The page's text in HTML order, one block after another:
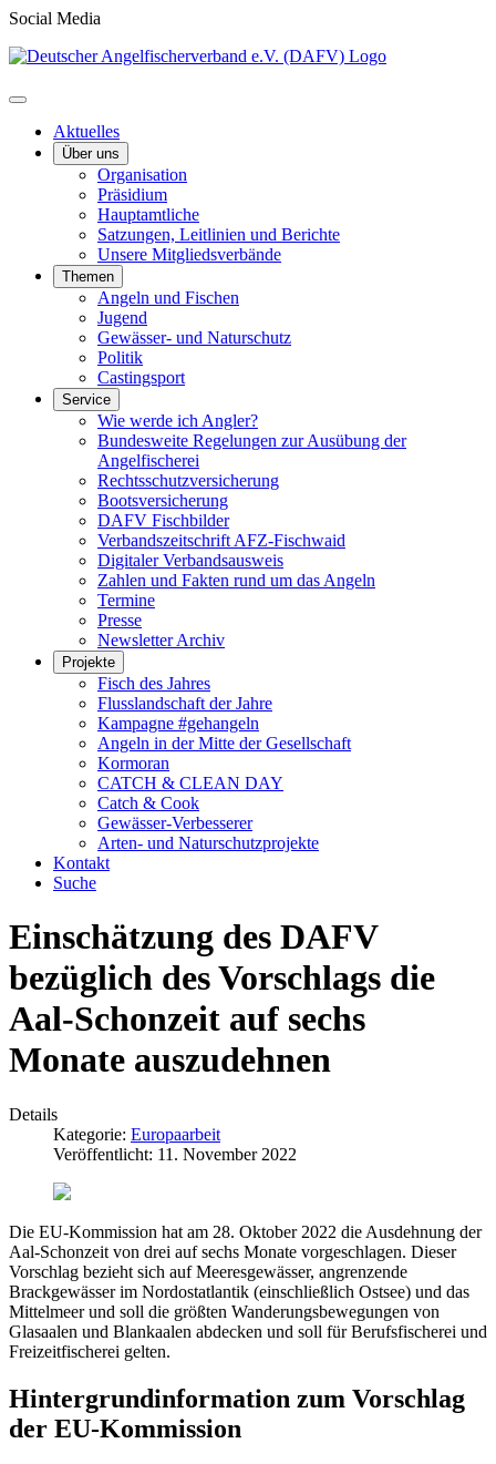
Social Media
Aktuelles
Über uns
Organisation
Präsidium
Hauptamtliche
Satzungen, Leitlinien und Berichte
Unsere Mitgliedsverbände
Themen
Angeln und Fischen
Jugend
Gewässer- und Naturschutz
Politik
Castingsport
Service
Wie werde ich Angler?
Bundesweite Regelungen zur Ausübung der
Angelfischerei
Rechtsschutzversicherung
Bootsversicherung
DAFV Fischbilder
Verbandszeitschrift AFZ-Fischwaid
Digitaler Verbandsausweis
Zahlen und Fakten rund um das Angeln
Termine
Presse
Newsletter Archiv
Projekte
Fisch des Jahres
Flusslandschaft der Jahre
Kampagne #gehangeln
Angeln in der Mitte der Gesellschaft
Kormoran
CATCH & CLEAN DAY
Catch & Cook
Gewässer-Verbesserer
Arten- und Naturschutzprojekte
Kontakt
Suche
Einschätzung des DAFV
bezüglich des Vorschlags die
Aal-Schonzeit auf sechs
Monate auszudehnen
Details
Kategorie: Europaarbeit
Veröffentlicht: 11. November 2022
Die EU-Kommission hat am 28. Oktober 2022 die Ausdehnung der
Aal-Schonzeit von drei auf sechs Monate vorgeschlagen. Dieser
Vorschlag bezieht sich auf Meeresgewässer, angrenzende
Brackgewässer im Nordostatlantik (einschließlich Ostsee) und das
Mittelmeer und soll die größten Wanderungsbewegungen von
Glasaalen und Blankaalen abdecken und soll für Berufsfischerei und
Freizeitfischerei gelten.
Hintergrundinformation zum Vorschlag
der EU-Kommission